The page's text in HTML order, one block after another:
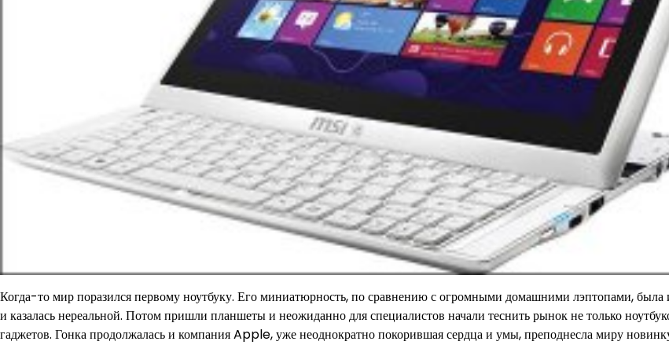
Когда-то мир поразился первому ноутбуку. Его миниатюрность, по сравнению с огромными домашними лэптопами, была
и казалась нереальной. Потом пришли планшеты и неожиданно для специалистов начали теснить рынок не только
гаджетов. Гонка продолжалась и компания Apple, уже неоднократно покорившая сердца и умы, преподнесла миру